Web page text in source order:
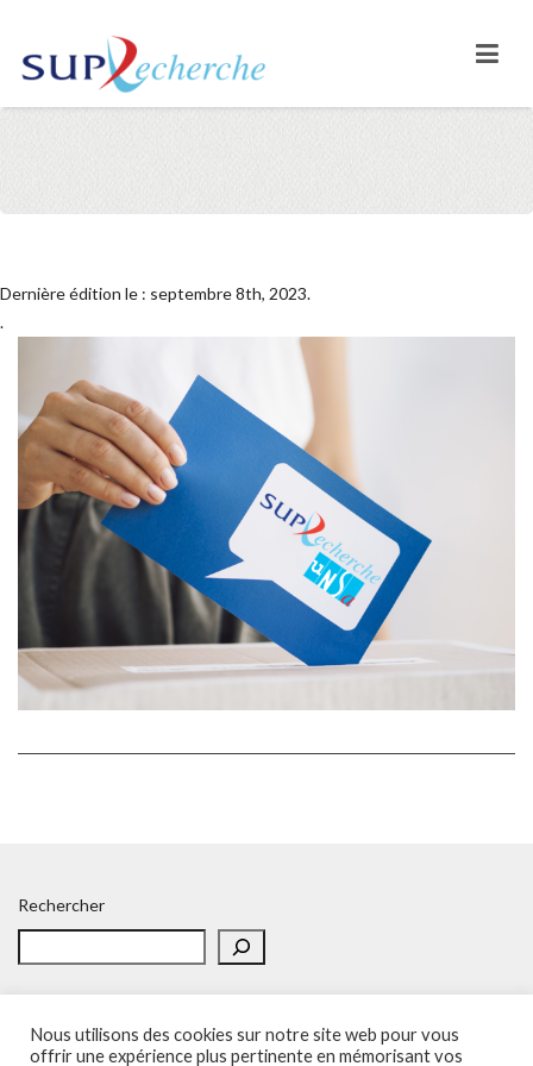
Dernière édition le : septembre 8th, 2023.
.
Rechercher
Nous utilisons des cookies sur notre site web pour vous
offrir une expérience plus pertinente en mémorisant vos